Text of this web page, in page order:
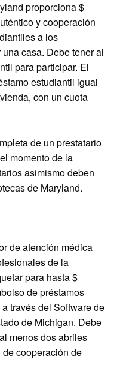
proporciona $
y cooperación
a los
casa. Debe tener al
para participar. El
estudiantil igual
con un cuota
de un prestatario
momento de la
asimismo deben
de Maryland.
de atención médica
de la
para hasta $
de préstamos
través del Software de
de Michigan. Debe
menos dos abriles
cooperación de